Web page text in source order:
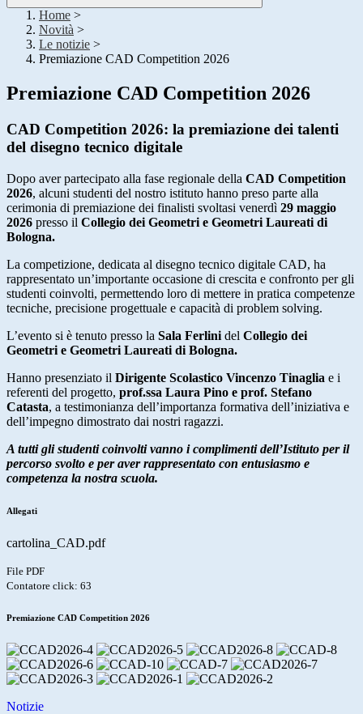
Home >
Novità >
Le notizie >
Premiazione CAD Competition 2026
Premiazione CAD Competition 2026
CAD Competition 2026: la premiazione dei talenti
del disegno tecnico digitale
Dopo aver partecipato alla fase regionale della CAD Competition
2026, alcuni studenti del nostro istituto hanno preso parte alla
cerimonia di premiazione dei finalisti svoltasi venerdì 29 maggio
2026 presso il Collegio dei Geometri e Geometri Laureati di
Bologna.
La competizione, dedicata al disegno tecnico digitale CAD, ha
rappresentato un’importante occasione di crescita e confronto per gli
studenti coinvolti, permettendo loro di mettere in pratica competenze
tecniche, precisione progettuale e capacità di problem solving.
L’evento si è tenuto presso la Sala Ferlini del Collegio dei
Geometri e Geometri Laureati di Bologna.
Hanno presenziato il Dirigente Scolastico Vincenzo Tinaglia e i
referenti del progetto, prof.ssa Laura Pino e prof. Stefano
Catasta, a testimonianza dell’importanza formativa dell’iniziativa e
dell’impegno dimostrato dai nostri ragazzi.
A tutti gli studenti coinvolti vanno i complimenti dell’Istituto per il
percorso svolto e per aver rappresentato con entusiasmo e
competenza la nostra scuola.
Allegati
cartolina_CAD.pdf
File PDF
Contatore click: 63
Premiazione CAD Competition 2026
Notizie